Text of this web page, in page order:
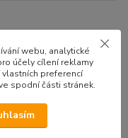
webu, analytické
účely cílení reklamy
preferencí
spodní části stránek.